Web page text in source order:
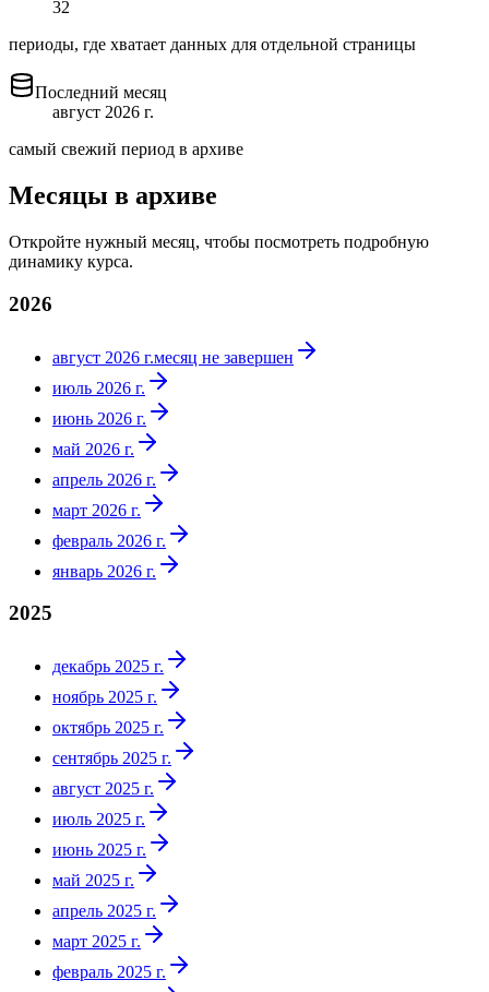
32
периоды, где хватает данных для отдельной страницы
Последний месяц
август 2026 г.
самый свежий период в архиве
Месяцы в архиве
Откройте нужный месяц, чтобы посмотреть подробную
динамику курса.
2026
август 2026 г.месяц не завершен
июль 2026 г.
июнь 2026 г.
май 2026 г.
апрель 2026 г.
март 2026 г.
февраль 2026 г.
январь 2026 г.
2025
декабрь 2025 г.
ноябрь 2025 г.
октябрь 2025 г.
сентябрь 2025 г.
август 2025 г.
июль 2025 г.
июнь 2025 г.
май 2025 г.
апрель 2025 г.
март 2025 г.
февраль 2025 г.